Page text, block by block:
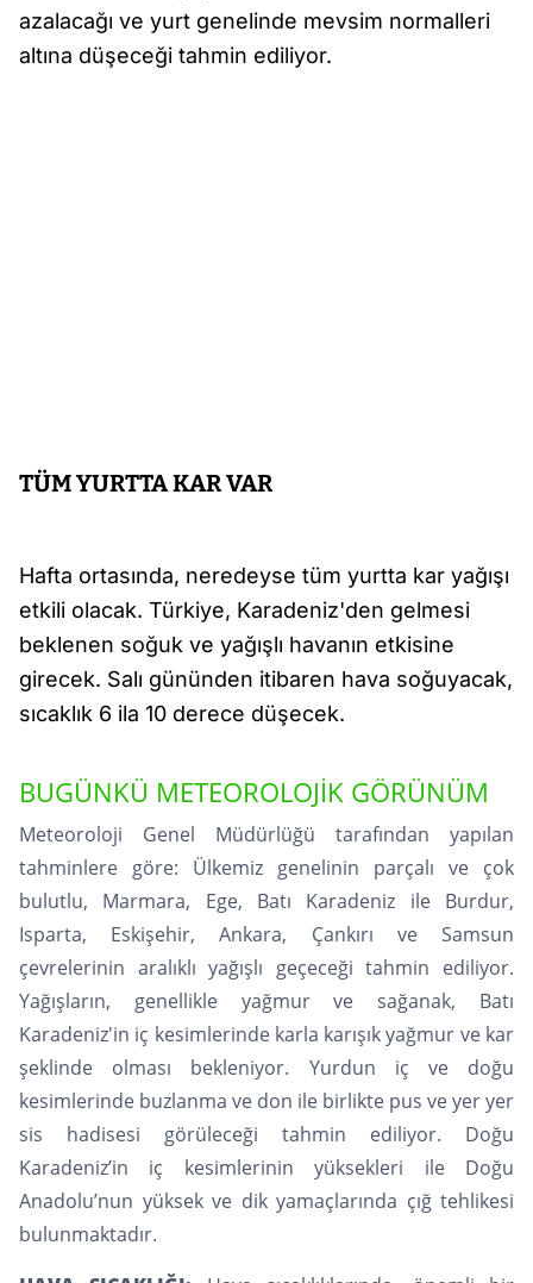
azalacağı ve yurt genelinde mevsim normalleri
altına düşeceği tahmin ediliyor.
TÜM YURTTA KAR VAR
Hafta ortasında, neredeyse tüm yurtta kar yağışı
etkili olacak. Türkiye, Karadeniz'den gelmesi
beklenen soğuk ve yağışlı havanın etkisine
girecek. Salı gününden itibaren hava soğuyacak,
sıcaklık 6 ila 10 derece düşecek.
BUGÜNKÜ METEOROLOJİK GÖRÜNÜM
Meteoroloji Genel Müdürlüğü tarafından yapılan
tahminlere göre: Ülkemiz genelinin parçalı ve çok
bulutlu, Marmara, Ege, Batı Karadeniz ile Burdur,
Isparta, Eskişehir, Ankara, Çankırı ve Samsun
çevrelerinin aralıklı yağışlı geçeceği tahmin ediliyor.
Yağışların, genellikle yağmur ve sağanak, Batı
Karadeniz'in iç kesimlerinde karla karışık yağmur ve kar
şeklinde olması bekleniyor. Yurdun iç ve doğu
kesimlerinde buzlanma ve don ile birlikte pus ve yer yer
sis hadisesi görüleceği tahmin ediliyor. Doğu
Karadeniz’in iç kesimlerinin yüksekleri ile Doğu
Anadolu’nun yüksek ve dik yamaçlarında çığ tehlikesi
bulunmaktadır.